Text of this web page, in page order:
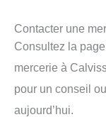
Contacter une
Consultez la
mercerie à
pour un conseil
aujourd’hui.